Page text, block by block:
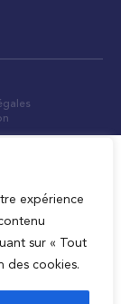
expérience
sur « Tout
des cookies.